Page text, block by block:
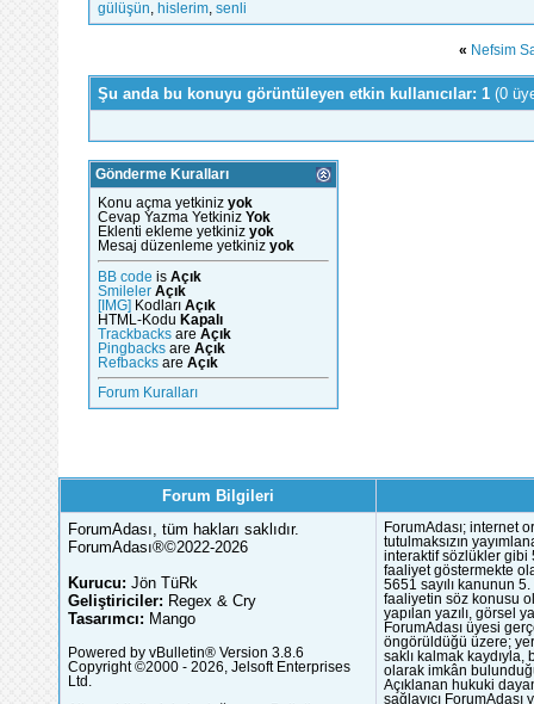
gülüşün
hislerim senli
« Nefsim
Şu anda bu konuyu görüntüleyen etkin kullanıcılar: 1 (0
Gönderme Kuralları
Konu açma yetkiniz yok
Cevap Yazma Yetkiniz Yok
Eklenti ekleme yetkiniz yok
Mesaj düzenleme yetkiniz yok
BB code is Açık
Smileler Açık
[IMG] Kodları Açık
HTML-Kodu Kapalı
Trackbacks are Açık
Pingbacks are Açık
Refbacks are Açık
Forum Kuralları
Forum Bilgileri
ForumAdası, tüm hakları saklıdır.
ForumAdası®©2022-2026
Kurucu: Jön TüRk
Geliştiriciler: Regex & Cry
Tasarımcı: Mango
Powered by vBulletin® Version 3.8.6
Copyright ©2000 - 2026, Jelsoft Enterprises
Ltd.
ForumAdası; internet
tutulmaksızın
interaktif sözlükler gibi
faaliyet göstermekte
5651 sayılı kanunun
faaliyetin söz konusu
yapılan yazılı, görsel
ForumAdası üyesi
öngörüldüğü üzere;
saklı kalmak
olarak imkân
Açıklanan hukuki
sağlayıcı